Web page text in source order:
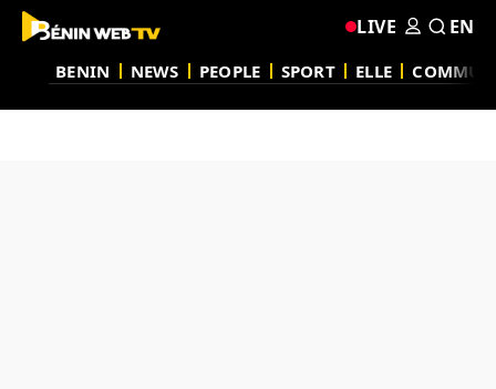
BENIN NEWS PEOPLE SPORT ELLE
LIVE EN